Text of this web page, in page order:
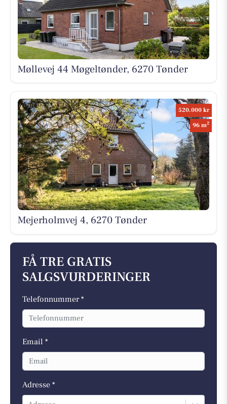
Møllevej 44 Møgeltønder, 6270 Tønder
520.000 kr
96 m2
Mejerholmvej 4, 6270 Tønder
FÅ TRE GRATIS
SALGSVURDERINGER
Telefonnummer *
Email *
Adresse *